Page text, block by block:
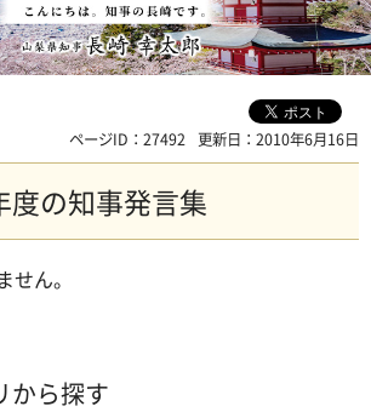
ページID：27492 更新日：2010年6月16日
度の知事発言集
ん。
から探す